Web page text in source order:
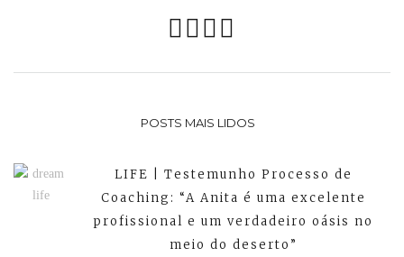
POSTS MAIS LIDOS
LIFE | Testemunho Processo de
Coaching: “A Anita é uma excelente
profissional e um verdadeiro oásis no
meio do deserto”